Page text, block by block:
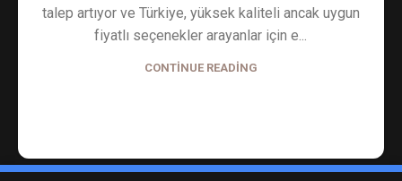
talep artıyor ve Türkiye, yüksek kaliteli ancak uygun
fiyatlı seçenekler arayanlar için e...
CONTINUE READING